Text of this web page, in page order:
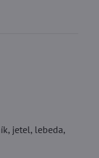
jetel, lebeda,